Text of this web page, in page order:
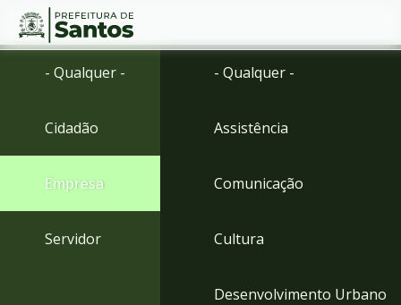
Ir
Ir
menu
Conteúdo
- Qualquer -
Cidadão
Empresa
Servidor
- Qualquer -
Assistência
Comunicação
Cultura
Desenvolvimento Urbano